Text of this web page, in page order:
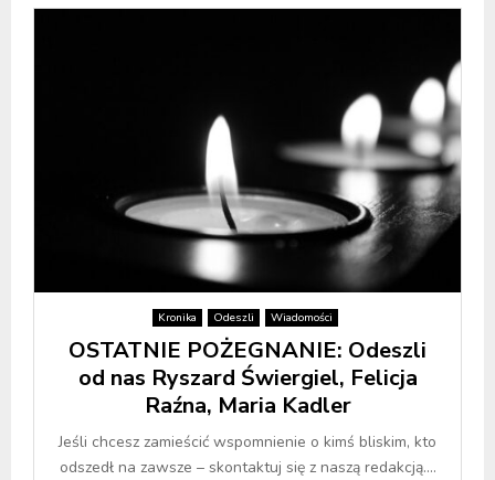
Kronika Odeszli Wiadomości
OSTATNIE POŻEGNANIE: Odeszli
od nas Ryszard Świergiel, Felicja
Raźna, Maria Kadler
Jeśli chcesz zamieścić wspomnienie o kimś bliskim, kto
odszedł na zawsze – skontaktuj się z naszą redakcją....